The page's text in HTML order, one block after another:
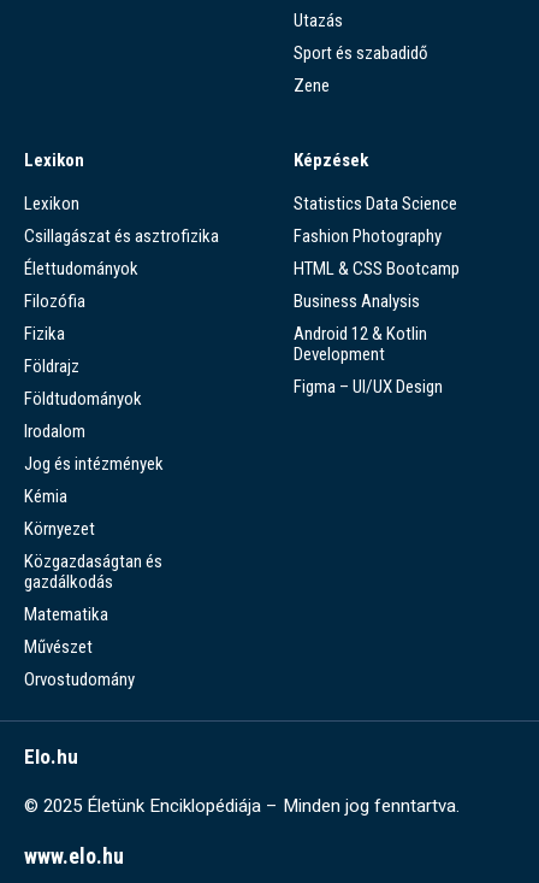
Utazás
Sport és szabadidő
Zene
Lexikon
Lexikon
Csillagászat és asztrofizika
Élettudományok
Filozófia
Fizika
Földrajz
Földtudományok
Irodalom
Jog és intézmények
Kémia
Környezet
Közgazdaságtan és
gazdálkodás
Matematika
Művészet
Orvostudomány
Képzések
Statistics Data Science
Fashion Photography
HTML & CSS Bootcamp
Business Analysis
Android 12 & Kotlin
Development
Figma – UI/UX Design
Elo.hu
© 2025 Életünk Enciklopédiája – Minden jog fenntartva.
www.elo.hu